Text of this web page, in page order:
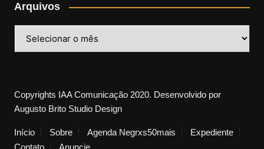
Arquivos
Copyrights IAA Comunicação 2020. Desenvolvido por
Augusto Brito Studio Design
Início Sobre Agenda Negrxs50mais
Expediente